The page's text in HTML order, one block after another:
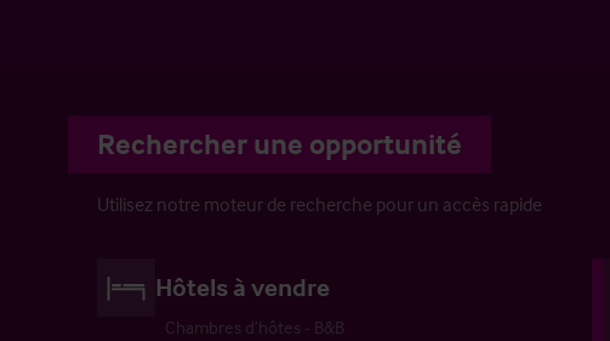
Rechercher une opportunité
Utilisez notre moteur de recherche pour un accès rapide
Hôtels à vendre
Chambres d’hôtes - B&B